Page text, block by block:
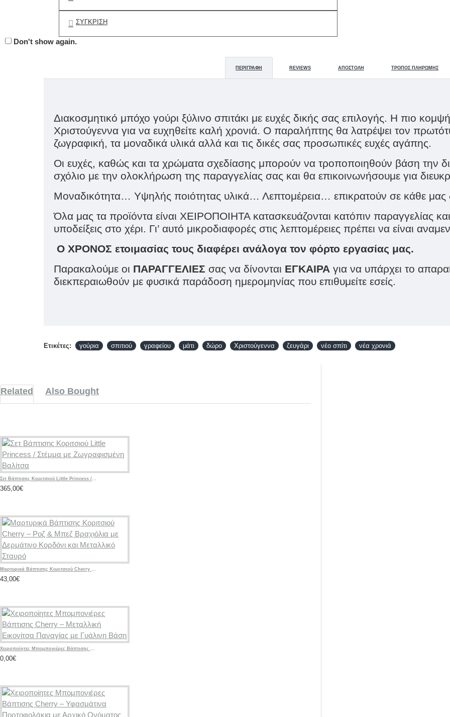
Don't show again.
ΣΎΓΚΡΙΣΗ
ΠΕΡΙΓΡΑΦΉ REVIEWS ΑΠΟΣΤΟΛΉ ΤΡΌΠΟΣ ΠΛΗΡΩΜΉΣ
Διακοσμητικό μπόχο γούρι ξύλινο σπιτάκι με ευχές δικής σας επιλογής. Η πιο
Χριστούγεννα για να ευχηθείτε καλή χρονιά. Ο παραλήπτης θα λατρέψει τον
ζωγραφική, τα μοναδικά υλικά αλλά και τις δικές σας προσωπικές ευχές αγάπης.
Οι ευχές, καθώς και τα χρώματα σχεδίασης μπορούν να τροποποιηθούν βάση την
σχόλιο με την ολοκλήρωση της παραγγελίας σας και θα επικοινωνήσουμε για
Μοναδικότητα… Υψηλής ποιότητας υλικά… Λεπτομέρεια… επικρατούν σε κάθε μας
Όλα μας τα προϊόντα είναι ΧΕΙΡΟΠΟΙΗΤΑ κατασκευάζονται κατόπιν παραγγελίας και
υποδείξεις στο χέρι. Γι’ αυτό μικροδιαφορές στις λεπτομέρειες πρέπει να είναι
Ο ΧΡΟΝΟΣ ετοιμασίας τους διαφέρει ανάλογα τον φόρτο εργασίας μας.
Παρακαλούμε οι ΠΑΡΑΓΓΕΛΙΕΣ σας να δίνονται ΕΓΚΑΙΡΑ για να υπάρχει το
διεκπεραιωθούν με φυσικά παράδοση ημερομηνίας που επιθυμείτε εσείς.
Ετικέτες: γούρια σπιτιού γραφείου μάτι δώρο Χριστούγεννα ζευγάρι νέο σπίτι νέα χρονιά
Related Also Bought
365,00€
43,00€
0,00€